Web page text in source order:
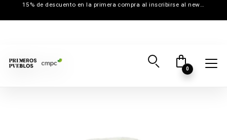
15% de descuento en la primera compra al inscribirse al newsletter
0